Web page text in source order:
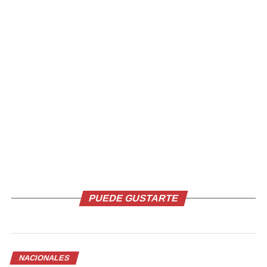
PUEDE GUSTARTE
NACIONALES